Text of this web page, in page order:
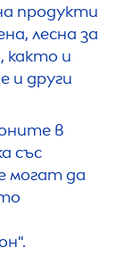
продукти
лесна за
както и
и други
в
със
могат да